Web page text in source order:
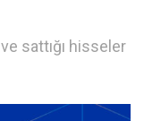
ve sattığı hisseler